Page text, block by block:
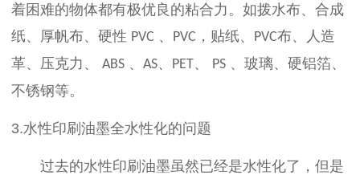
着困难的物体都有极优良的粘合力。如拨水布、合成
纸、厚帆布、硬性 PVC 、 PVC ，贴纸、 PVC布、人造
革、压克力、
ABS 、 AS、 PET、 PS 、玻璃、硬铝箔、
不锈钢等。
3.水性印刷油墨全水性化的问题
过去的水性印刷油墨虽然已经是水性化了，但是